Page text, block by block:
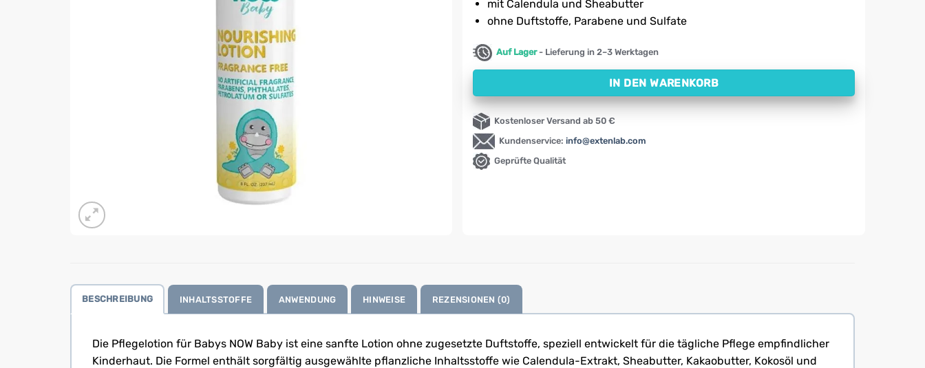
mit Calendula und Sheabutter
ohne Duftstoffe, Parabene und Sulfate
Auf Lager- Lieferung in 2–3 Werktagen
IN DEN WARENKORB
Kostenloser Versand ab 50 €
Kundenservice: info@extenlab.com
Geprüfte Qualität
BESCHREIBUNG INHALTSSTOFFE ANWENDUNG HINWEISE REZENSIONEN (0)
Die Pflegelotion für Babys NOW Baby ist eine sanfte Lotion ohne zugesetzte Duftstoffe, speziell entwickelt für die tägliche Pflege empfindlicher
Kinderhaut. Die Formel enthält sorgfältig ausgewählte pflanzliche Inhaltsstoffe wie Calendula-Extrakt, Sheabutter, Kakaobutter, Kokosöl und